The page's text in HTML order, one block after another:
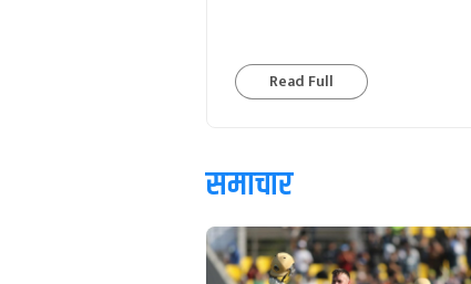
Read Full
समाचार